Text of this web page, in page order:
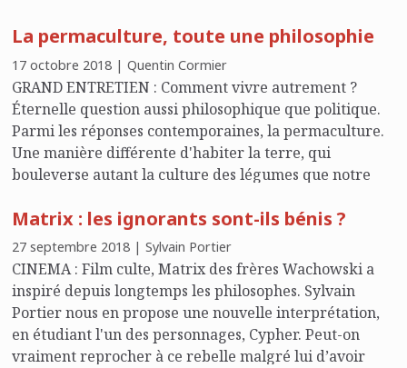
La permaculture, toute une philosophie
17 octobre 2018 | Quentin Cormier
GRAND ENTRETIEN : Comment vivre autrement ?
Éternelle question aussi philosophique que politique.
Parmi les réponses contemporaines, la permaculture.
Une manière différente d'habiter la terre, qui
bouleverse autant la culture des légumes que notre
Matrix : les ignorants sont-ils bénis ?
27 septembre 2018 | Sylvain Portier
CINEMA : Film culte, Matrix des frères Wachowski a
inspiré depuis longtemps les philosophes. Sylvain
Portier nous en propose une nouvelle interprétation,
en étudiant l'un des personnages, Cypher. Peut-on
vraiment reprocher à ce rebelle malgré lui d’avoir